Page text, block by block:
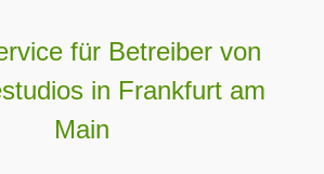
für Betreiber von
in Frankfurt am
Main